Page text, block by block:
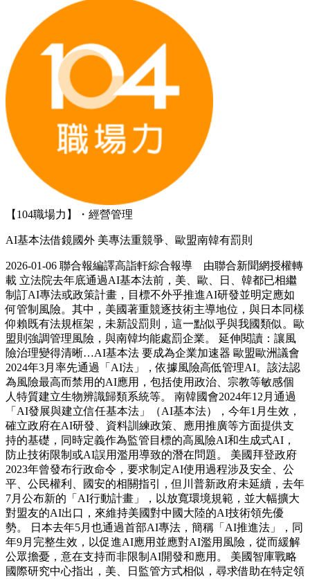
【104職場力】・經營管理
AI基本法借鏡國外 美專法重競爭、歐盟南韓有罰則
2026-01-06 聯合報編譯高詣軒綜合報導 由聯合新聞網授權轉
載 立法院去年底通過AI基本法前，美、歐、日、韓都已相繼
制訂AI專法或政策計畫，目標不外乎推進AI研發並明定應如
何管制風險。其中，美國著重競逐技術主導地位，與日本同樣
仰賴既有法規框架，未新設罰則，這一點似乎與我國類似。歐
盟則強調管理風險，與南韓均能處罰企業。 延伸閱讀：讓風
險治理變得清晰…AI基本法 要成為企業加速器 歐盟歐洲議會
2024年3月率先通過「AI法」，依據風險高低管理AI。該法認
為風險最高而禁用的AI應用，包括使用政治、宗教等敏感個
人特質建立生物辨識歸類系統等。 南韓國會2024年12月通過
「AI發展與建立信任基本法」（AI基本法），今年1月生效，
確立政府在AI研發、資料訓練政策、應用推廣等方面提供支
持的基礎，同時定義作為監管目標的高風險AI和生成式AI，
防止技術限制或AI誤用濫用導致的潛在問題。 美國拜登政府
2023年曾發布行政命令，要求制定AI使用過程涉及安全、公
平、公民權利、國安的相關指引，但川普新政府未延續，去年
7月公布新的「AI行動計畫」，以放寬環境規範，並大幅擴大
對盟友的AI出口，來維持美國對中國大陸的AI技術領先優
勢。 日本去年5月也通過首部AI專法，簡稱「AI推進法」，同
年9月完整生效，以促進AI應用並應對AI濫用風險，從而緩解
公眾擔憂，意在支持而非限制AI開發和應用。 美國智庫戰略
國際研究中心指出，美、日監管方式相似，尋求借助在特定領